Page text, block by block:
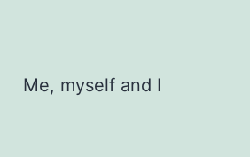
Menü
Me, myself and I